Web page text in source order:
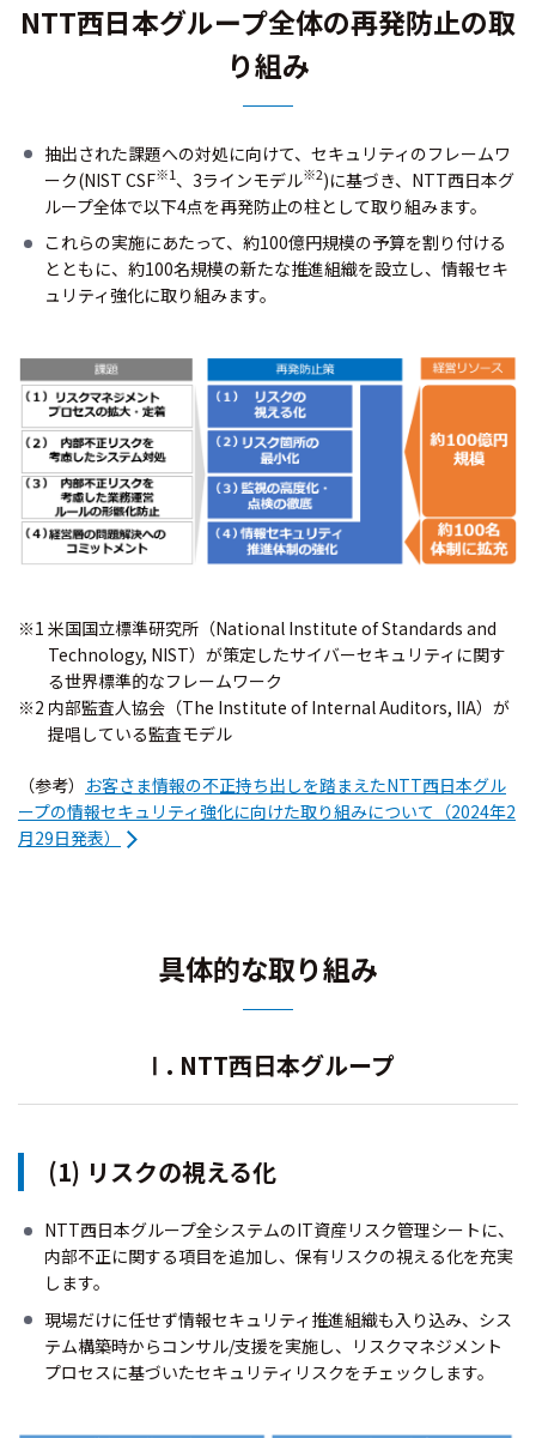
NTT西日本グループ全体の再発防止の取
り組み
抽出された課題への対処に向けて、セキュリティのフレームワ
ーク(NIST CSF※1、3ラインモデル※2)に基づき、NTT西日本グ
ループ全体で以下4点を再発防止の柱として取り組みます。
これらの実施にあたって、約100億円規模の予算を割り付ける
とともに、約100名規模の新たな推進組織を設立し、情報セキ
ュリティ強化に取り組みます。
※1 米国国立標準研究所（National Institute of Standards and
Technology, NIST）が策定したサイバーセキュリティに関す
る世界標準的なフレームワーク
※2 内部監査人協会（The Institute of Internal Auditors, IIA）が
提唱している監査モデル
（参考） お客さま情報の不正持ち出しを踏まえたNTT西日本グル
ープの情報セキュリティ強化に向けた取り組みについて（2024年2
月29日発表）
具体的な取り組み
Ⅰ. NTT西日本グループ
(1) リスクの視える化
NTT西日本グループ全システムのIT資産リスク管理シートに、
内部不正に関する項目を追加し、保有リスクの視える化を充実
します。
現場だけに任せず情報セキュリティ推進組織も入り込み、シス
テム構築時からコンサル/支援を実施し、リスクマネジメント
プロセスに基づいたセキュリティリスクをチェックします。